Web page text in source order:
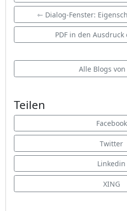
⇽ Dialog-Fenster:
PDF in den
Alle Blogs von
Teilen
Facebook
Twitter
Linkedin
XING